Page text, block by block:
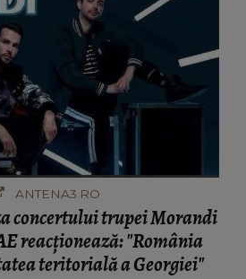
ANTENA3.RO
concertului trupei Morandi
reacționează: "România
teritorială a Georgiei"